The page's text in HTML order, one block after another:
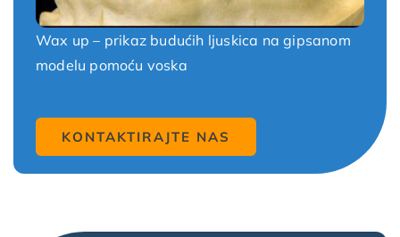
Wax up – prikaz budućih ljuskica na gipsanom
modelu pomoću voska
KONTAKTIRAJTE NAS